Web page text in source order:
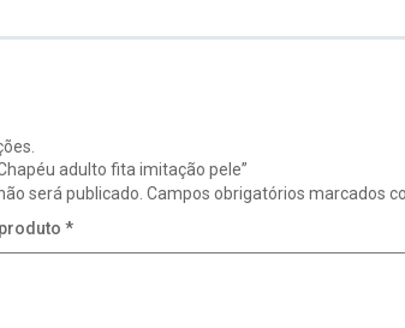
adulto fita imitação pele”
será publicado. Campos obrigatórios marcados
*